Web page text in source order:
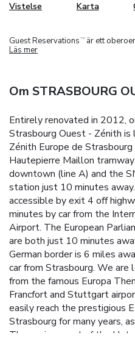
Vistelse Karta
Guest Reservations TM
är ett
Läs mer
Om STRASBOURG
Entirely renovated in 2012,
Strasbourg Ouest - Zénith
Zénith Europe de
Hautepierre Maillon
downtown (line A) and the
station just 10 minutes
accessible by exit 4 off
minutes by car from the
Airport. The European
are both just 10 minutes
German border is 6 miles
car from Strasbourg. We
from the famous Europa
Francfort and Stuttgart
easily reach the prestigious
Strasbourg for many years,
The environment of the